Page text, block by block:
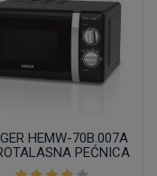
HEMW-70B.007A
PEĆNICA
20L CRNA